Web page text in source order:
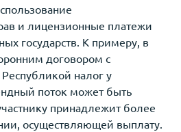
и лицензионные платежи
государств. К примеру, в
договором с
налог у
поток может быть
принадлежит более
осуществляющей выплату.